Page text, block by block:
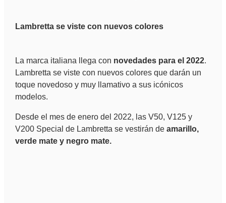
Lambretta se viste con nuevos colores
La marca italiana llega con novedades para el 2022.
Lambretta se viste con nuevos colores que darán un
toque novedoso y muy llamativo a sus icónicos
modelos.
Desde el mes de enero del 2022, las V50, V125 y
V200 Special de Lambretta se vestirán de amarillo,
verde mate y negro mate.